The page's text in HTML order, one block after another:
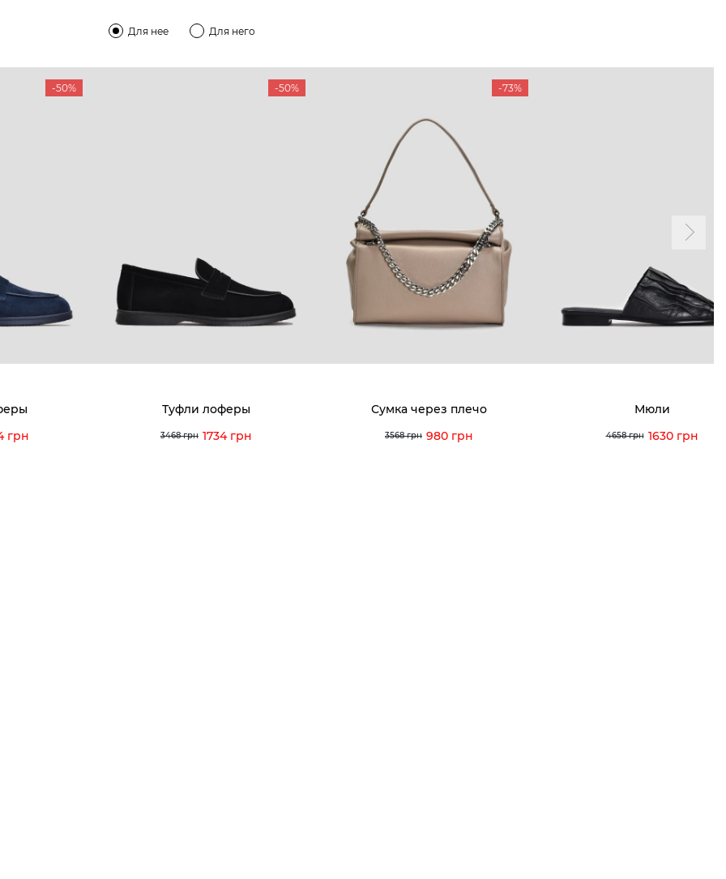
Для нее Для него
-50%
грн
-50%
Туфли лоферы
3468 грн 1734 грн
-73%
Сумка через плечо
3568 грн 980 грн
Мюли
4658 грн 1630 грн
Вакансии и Работа
Наши магазины
КЛИЕНТАМ
Новости и акции
Программа лояльности
Доставка и оплата
Гарантия и возврат